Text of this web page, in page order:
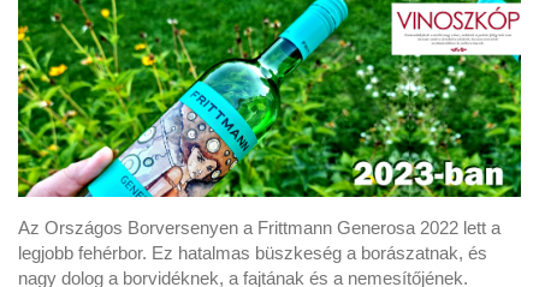
Az Országos Borversenyen a Frittmann Generosa 2022 lett a
legjobb fehérbor. Ez hatalmas büszkeség a borászatnak, és
nagy dolog a borvidéknek, a fajtának és a nemesítőjének.